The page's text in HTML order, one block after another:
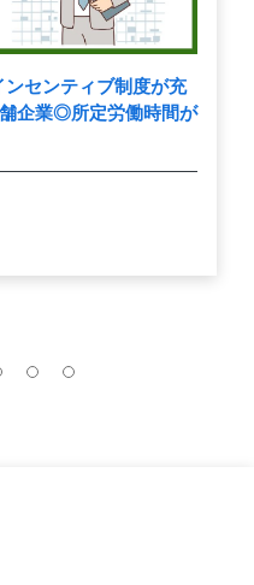
センティブ制度が充
企業◎所定労働時間が